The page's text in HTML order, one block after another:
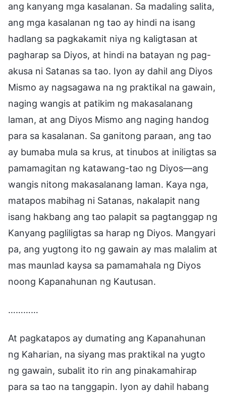
ang kanyang mga kasalanan. Sa madaling salita,
ang mga kasalanan ng tao ay hindi na isang
hadlang sa pagkakamit niya ng kaligtasan at
pagharap sa Diyos, at hindi na batayan ng pag-
akusa ni Satanas sa tao. Iyon ay dahil ang Diyos
Mismo ay nagsagawa na ng praktikal na gawain,
naging wangis at patikim ng makasalanang
laman, at ang Diyos Mismo ang naging handog
para sa kasalanan. Sa ganitong paraan, ang tao
ay bumaba mula sa krus, at tinubos at iniligtas sa
pamamagitan ng katawang-tao ng Diyos—ang
wangis nitong makasalanang laman. Kaya nga,
matapos mabihag ni Satanas, nakalapit nang
isang hakbang ang tao palapit sa pagtanggap ng
Kanyang pagliligtas sa harap ng Diyos. Mangyari
pa, ang yugtong ito ng gawain ay mas malalim at
mas maunlad kaysa sa pamamahala ng Diyos
noong Kapanahunan ng Kautusan.
…………
At pagkatapos ay dumating ang Kapanahunan
ng Kaharian, na siyang mas praktikal na yugto
ng gawain, subalit ito rin ang pinakamahirap
para sa tao na tanggapin. Iyon ay dahil habang